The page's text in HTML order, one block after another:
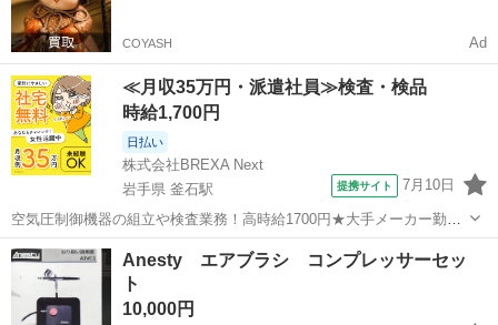
COYASH Ad
≪月収35万円・派遣社員≫検査・検品
時給1,700円
日払い
株式会社BREXA Next
岩手県 釜石駅
提携サイト 7月10日
空気圧制御機器の組立や検査業務！高時給1700円★大手メーカー勤
務！嬉しい寮費無料！ワンルーム寮完備★マイカー通勤OK＆工場敷地
内に無料駐車場あり★！《岩手県釜石市》 人気の工場のお仕事 ◇空気
圧制御機器（シリンダ、バルブ...
岩手 釜石市 その他
Anesty エアブラシ コンプレッサーセッ
ト
10,000円